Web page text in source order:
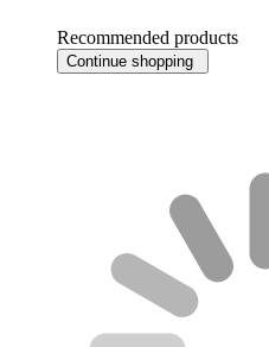
Recommended products
Continue shopping